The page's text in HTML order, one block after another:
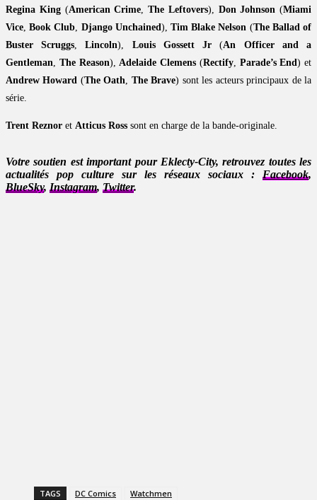
Regina King(American Crime, The Leftovers), Don Johnson (Miami
Vice,Book Club, Django Unchained),Tim Blake Nelson (The Ballad of
Buster Scruggs,Lincoln), Louis Gossett Jr (An Officer and a
Gentleman, The Reason),Adelaide Clemens (Rectify, Parade’s End) et
Andrew Howard (The Oath, The Brave) sont les acteurs principaux de la
série.
Trent Reznor et Atticus Ross sont en charge de la bande-originale.
Votre soutien est important pour Eklecty-City, retrouvez toutes les
actualités pop culture sur les réseaux sociaux : Facebook,
BlueSky, Instagram, Twitter.
TAGS DC Comics Watchmen